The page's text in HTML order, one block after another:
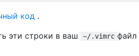
код .
эти строки в ваш
~/.vimrc файл